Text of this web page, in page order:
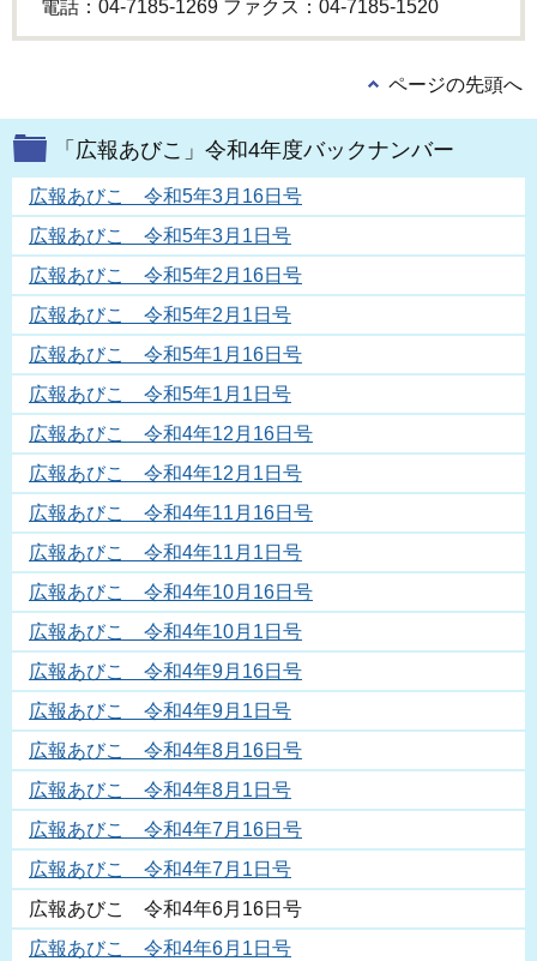
電話：04-7185-1269 ファクス：04-7185-1520
ページの先頭へ
「広報あびこ」令和4年度バックナンバー
広報あびこ 令和5年3月16日号
広報あびこ 令和5年3月1日号
広報あびこ 令和5年2月16日号
広報あびこ 令和5年2月1日号
広報あびこ 令和5年1月16日号
広報あびこ 令和5年1月1日号
広報あびこ 令和4年12月16日号
広報あびこ 令和4年12月1日号
広報あびこ 令和4年11月16日号
広報あびこ 令和4年11月1日号
広報あびこ 令和4年10月16日号
広報あびこ 令和4年10月1日号
広報あびこ 令和4年9月16日号
広報あびこ 令和4年9月1日号
広報あびこ 令和4年8月16日号
広報あびこ 令和4年8月1日号
広報あびこ 令和4年7月16日号
広報あびこ 令和4年7月1日号
広報あびこ 令和4年6月16日号
広報あびこ 令和4年6月1日号